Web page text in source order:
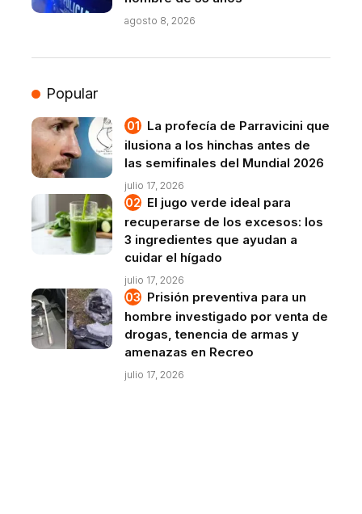
agosto 8, 2026
Popular
La profecía de Parravicini que
ilusiona a los hinchas antes de
las semifinales del Mundial 2026
julio 17, 2026
El jugo verde ideal para
recuperarse de los excesos: los
3 ingredientes que ayudan a
cuidar el hígado
julio 17, 2026
Prisión preventiva para un
hombre investigado por venta de
drogas, tenencia de armas y
amenazas en Recreo
julio 17, 2026